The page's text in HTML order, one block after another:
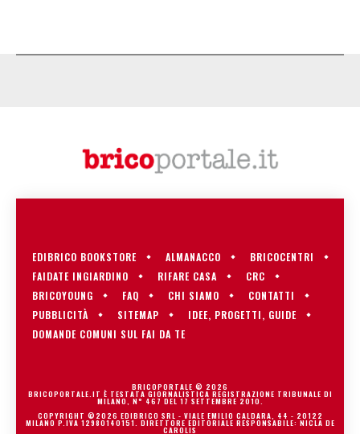
EDIBRICO BOOKSTORE ALMANACCO
BRICOCENTRI
FAIDATE INGIARDINO
RIFARE CASA
CRC
BRICOYOUNG
FAQ CHI SIAMO
CONTATTI
PUBBLICITÀ
SITEMAP
IDEE, PROGETTI, GUIDE
DOMANDE COMUNI SUL FAI DA TE
BRICOPORTALE © 2026
BRICOPORTALE.IT È TESTATA GIORNALISTICA REGISTRAZIONE TRIBUNALE DI
MILANO, N° 467 DEL 17 SETTEMBRE 2010.
COPYRIGHT ©2026 EDIBRICO SRL - VIALE EMILIO CALDARA, 44 - 20122
MILANO P.IVA 12980140151. DIRETTORE EDITORIALE RESPONSABILE: NICLA DE
CAROLIS